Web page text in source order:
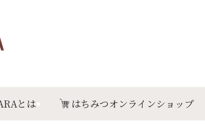
とは はちみつオンラインショップ